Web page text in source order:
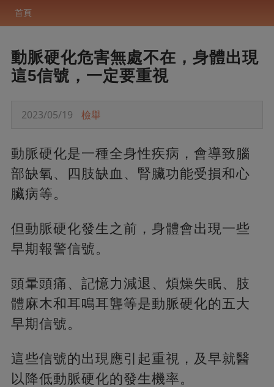
首頁
動脈硬化危害無處不在，身體出現
這5信號，一定要重視
2023/05/19 檢舉
動脈硬化是一種全身性疾病，會導致腦
部缺氧、四肢缺血、腎臟功能受損和心
臟病等。
但動脈硬化發生之前，身體會出現一些
早期報警信號。
頭暈頭痛、記憶力減退、煩燥失眠、肢
體麻木和耳鳴耳聾等是動脈硬化的五大
早期信號。
這些信號的出現應引起重視，及早就醫
以降低動脈硬化的發生機率。